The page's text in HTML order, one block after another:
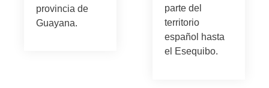
provincia de
Guayana.
parte del
territorio
español hasta
el Esequibo.